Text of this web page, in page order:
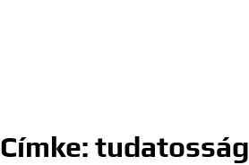
Címke: tudatosság